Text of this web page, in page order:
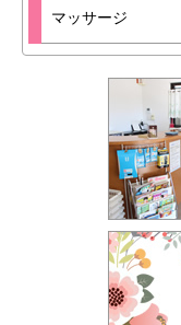
マッサージ